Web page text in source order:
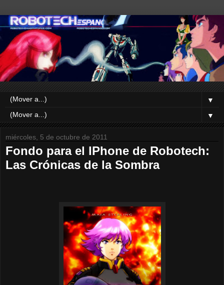
▼
▼
miércoles, 5 de octubre de 2011
Fondo para el IPhone de Robotech:
Las Crónicas de la Sombra